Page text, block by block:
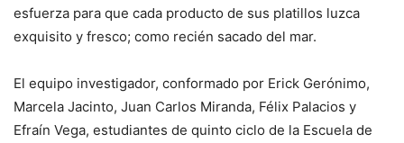
esfuerza para que cada producto de sus platillos luzca
exquisito y fresco; como recién sacado del mar.
El equipo investigador, conformado por Erick Gerónimo,
Marcela Jacinto, Juan Carlos Miranda, Félix Palacios y
Efraín Vega, estudiantes de quinto ciclo de la Escuela de